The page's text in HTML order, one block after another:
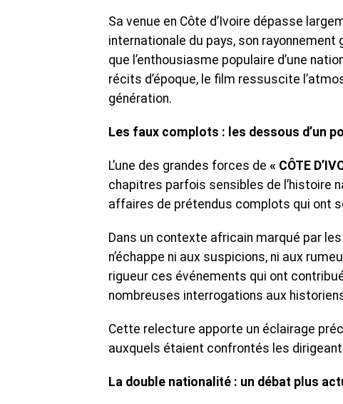
Sa venue en Côte d’Ivoire dépasse
internationale du pays, son
que l’enthousiasme populaire d’une
récits d’époque, le film ressuscite
génération.
Les faux complots : les dessous d’un
L’une des grandes forces de « CÔTE
chapitres parfois sensibles de l’histoire
affaires de prétendus complots qui ont
Dans un contexte africain marqué par
n’échappe ni aux suspicions, ni aux
rigueur ces événements qui ont
nombreuses interrogations aux
Cette relecture apporte un éclairage
auxquels étaient confrontés les
La double nationalité : un débat plus